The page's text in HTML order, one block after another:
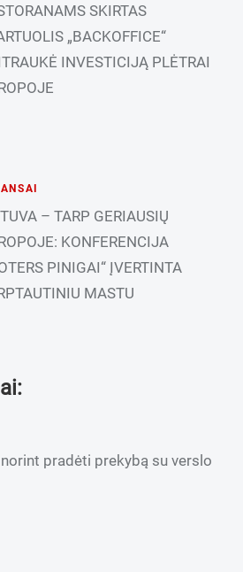
SKIRTAS
„BACKOFFICE“
INVESTICIJĄ PLĖTRAI
– TARP GERIAUSIŲ
KONFERENCIJA
PINIGAI“ ĮVERTINTA
MASTU
pradėti prekybą su verslo